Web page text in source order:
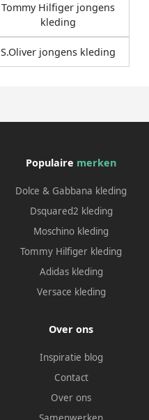
Tommy Hilfiger jongens
kleding
S.Oliver jongens kleding
Populaire merken
Dolce & Gabbana kleding
Dsquared2 kleding
Moschino kleding
Tommy Hilfiger kleding
Adidas kleding
Versace kleding
Over ons
Inspiratie blog
Contact
Over ons